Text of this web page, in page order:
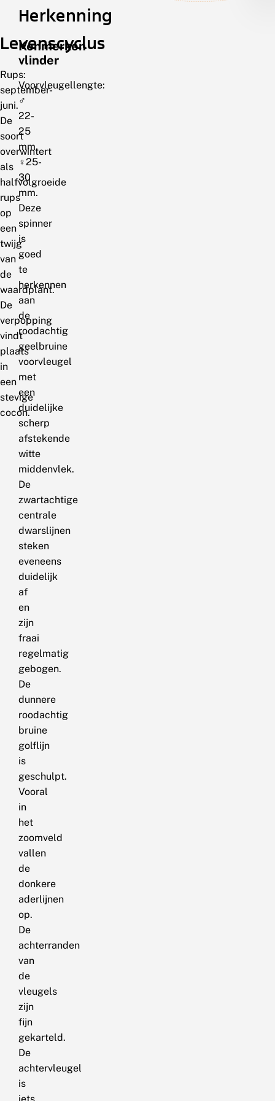
Levenscyclus
Rups:
september-
juni.
De
soort
overwintert
als
halfvolgroeide
rups
op
een
twijg
van
de
waardplant.
De
verpopping
vindt
plaats
in
een
stevige
cocon.
Herkenning
Kenmerken
vlinder
Voorvleugellengte:
♂
22-
25
mm,
♀25-
30
mm.
Deze
spinner
is
goed
te
herkennen
aan
de
roodachtig
geelbruine
voorvleugel
met
een
duidelijke
scherp
afstekende
witte
middenvlek.
De
zwartachtige
centrale
dwarslijnen
steken
eveneens
duidelijk
af
en
zijn
fraai
regelmatig
gebogen.
De
dunnere
roodachtig
bruine
golflijn
is
geschulpt.
Vooral
in
het
zoomveld
vallen
de
donkere
aderlijnen
op.
De
achterranden
van
de
vleugels
zijn
fijn
gekarteld.
De
achtervleugel
is